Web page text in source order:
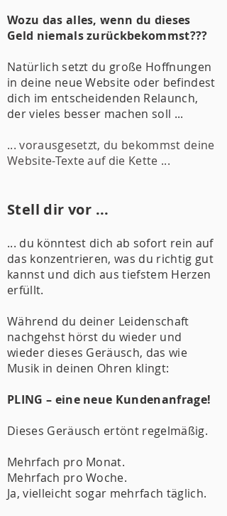
Wozu das alles, wenn du dieses
Geld niemalszurückbekommst???
Natürlich setzt du große Hoffnungen
in deine neue Website oder befindest
dich im entscheidenden Relaunch,
der vieles besser machen soll ...
... vorausgesetzt, du bekommst deine
Website-Texte auf die Kette ...
Stell dir vor ...
... du könntest dich ab sofort rein auf
das konzentrieren, was du richtig gut
kannst und dich aus tiefstem Herzen
erfüllt.
Während du deiner Leidenschaft
nachgehst hörst du wieder und
wieder dieses Geräusch, das wie
Musik in deinen Ohren klingt:
PLING – eine neue Kundenanfrage!
Dieses Geräusch ertönt regelmäßig.
Mehrfach pro Monat.
Mehrfach pro Woche.
Ja, vielleicht sogar mehrfach täglich.